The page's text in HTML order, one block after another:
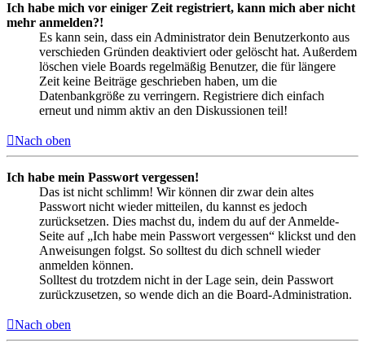
Ich habe mich vor einiger Zeit registriert, kann mich aber nicht
mehr anmelden?!
Es kann sein, dass ein Administrator dein Benutzerkonto aus
verschieden Gründen deaktiviert oder gelöscht hat. Außerdem
löschen viele Boards regelmäßig Benutzer, die für längere
Zeit keine Beiträge geschrieben haben, um die
Datenbankgröße zu verringern. Registriere dich einfach
erneut und nimm aktiv an den Diskussionen teil!
Nach oben
Ich habe mein Passwort vergessen!
Das ist nicht schlimm! Wir können dir zwar dein altes
Passwort nicht wieder mitteilen, du kannst es jedoch
zurücksetzen. Dies machst du, indem du auf der Anmelde-
Seite auf „Ich habe mein Passwort vergessen“ klickst und den
Anweisungen folgst. So solltest du dich schnell wieder
anmelden können.
Solltest du trotzdem nicht in der Lage sein, dein Passwort
zurückzusetzen, so wende dich an die Board-Administration.
Nach oben